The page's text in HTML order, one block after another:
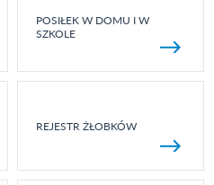
POSIŁEK W DOMU I W
SZKOLE
REJESTR ŻŁOBKÓW